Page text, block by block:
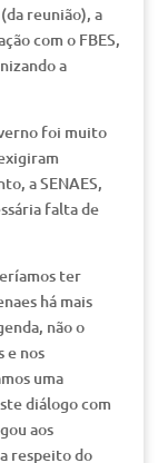
reunião), a
com o FBES,
a
foi muito
a SENAES,
falta de
ter
há mais
não o
e nos
uma
diálogo com
aos
respeito do